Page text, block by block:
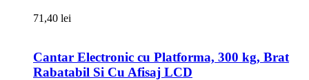
71,40 lei
Cantar Electronic cu Platforma, 300 kg, Brat
Rabatabil Si Cu Afisaj LCD